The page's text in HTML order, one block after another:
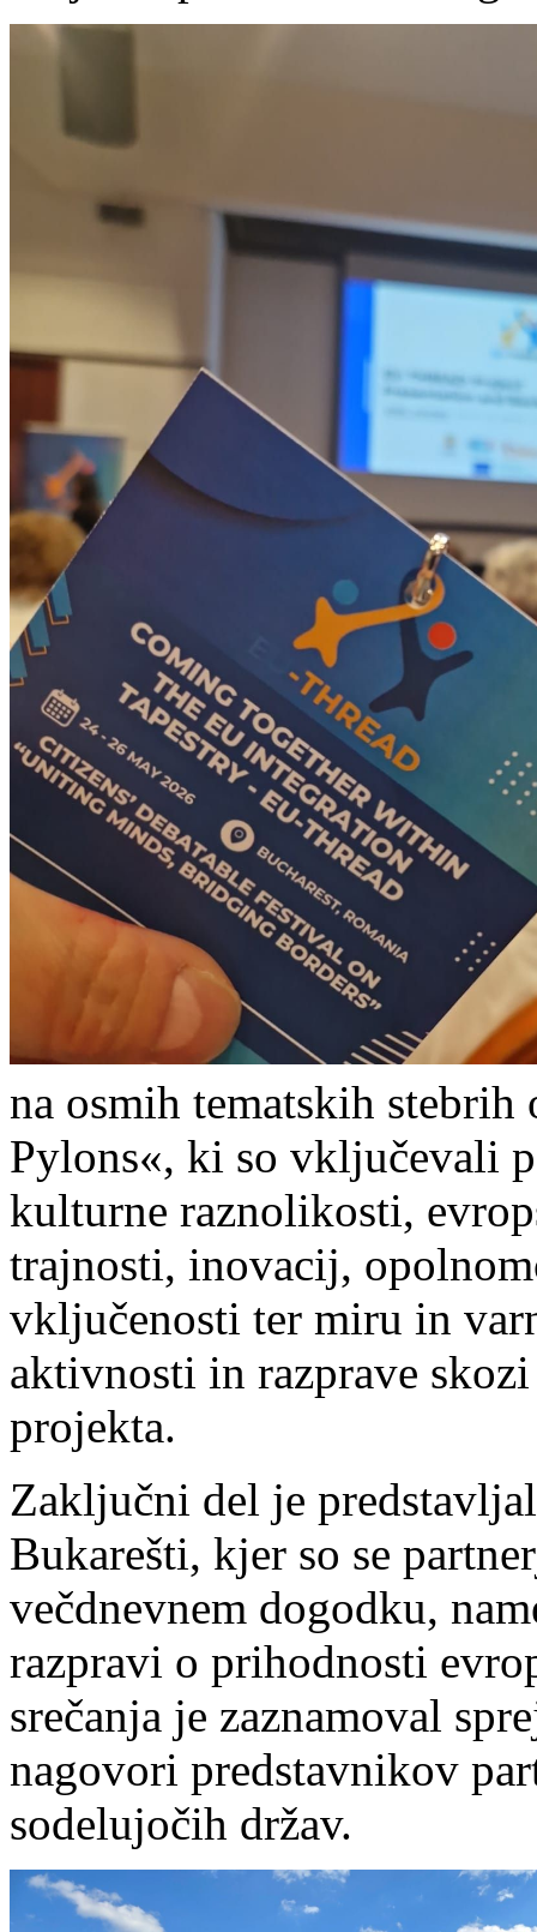
na osmih tematskih
Pylons«, ki so vključevali
kulturne raznolikosti,
trajnosti, inovacij,
vključenosti ter miru in
aktivnosti in razprave
projekta.
Zaključni del je
Bukarešti, kjer so se
večdnevnem dogodku,
razpravi o prihodnosti
srečanja je zaznamoval
nagovori predstavnikov
sodelujočih držav.